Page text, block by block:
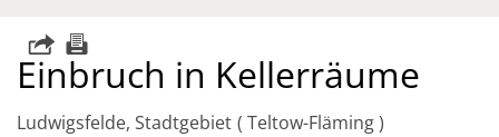
Einbruch in Kellerräume
Ludwigsfelde, Stadtgebiet Teltow-Fläming